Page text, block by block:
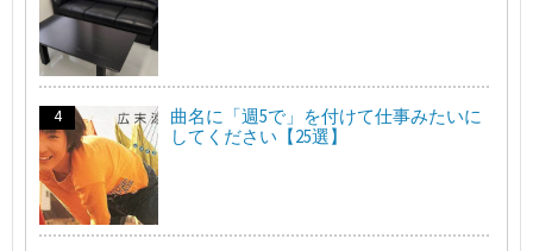
曲名に「週5で」を付けて仕事みたいに
してください【25選】